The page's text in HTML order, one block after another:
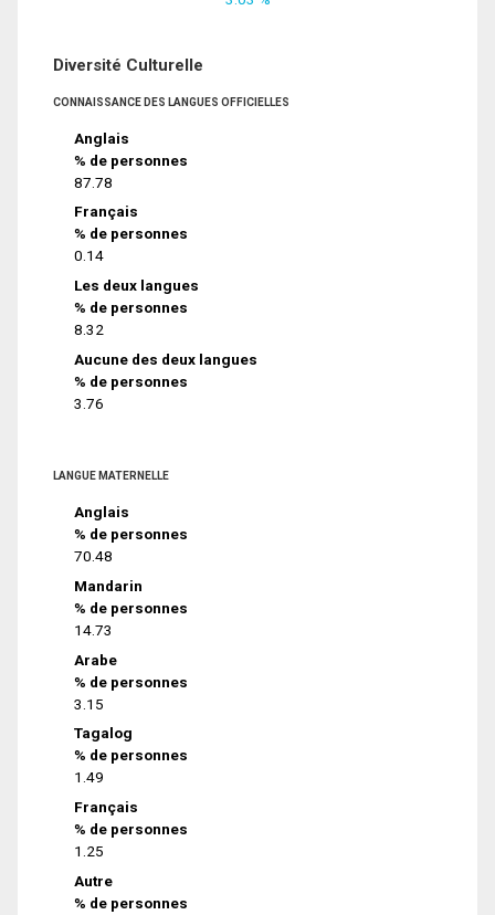
Diversité Culturelle
CONNAISSANCE DES LANGUES OFFICIELLES
Anglais
% de personnes
87.78
Français
% de personnes
0.14
Les deux langues
% de personnes
8.32
Aucune des deux langues
% de personnes
3.76
LANGUE MATERNELLE
Anglais
% de personnes
70.48
Mandarin
% de personnes
14.73
Arabe
% de personnes
3.15
Tagalog
% de personnes
1.49
Français
% de personnes
1.25
Autre
% de personnes